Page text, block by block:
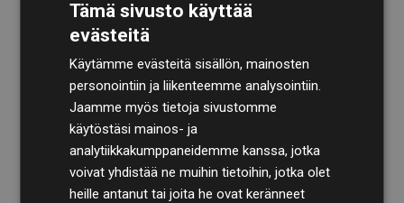
TilintarkastusyhtiöBDOkäy säännöllisesti läpi
laskelmamme ja menetelmämme varmistaakseen
läpinäkyvyyden ja luotettavuuden.
Tämä sivusto käyttää
evästeitä
Käytämme evästeitä sisällön, mainosten
personointiin ja liikenteemme analysointiin.
Jaamme myös tietoja sivustomme
käytöstäsi mainos- ja
analytiikkakumppaneidemme kanssa, jotka
voivat yhdistää ne muihin tietoihin, jotka olet
heille antanut tai joita he ovat keränneet